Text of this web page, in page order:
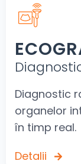
Diagnostic
organelor
în timp real.
Detalii